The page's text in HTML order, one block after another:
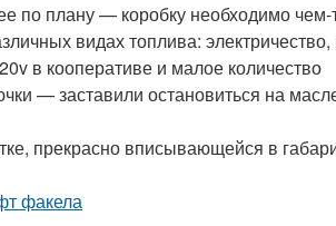
по плану — коробку необходимо чем-
видах топлива: электричество,
в кооперативе и малое количество
— заставили остановиться на
прекрасно вписывающейся в